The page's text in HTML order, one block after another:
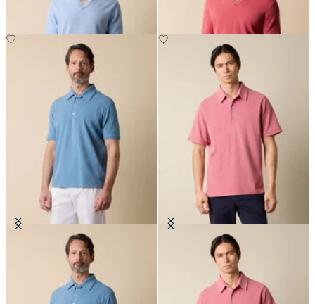
Polo in Cotone Piqué Polo in Cotone Piqué